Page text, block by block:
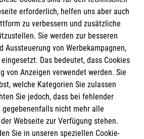
erforderlich, helfen uns aber auch
zu verbessern und zusätzliche
Sie werden zur besseren
Aussteuerung von Werbekampagnen,
Das bedeutet, dass Cookies
von Anzeigen verwendet werden. Sie
welche Kategorien Sie zulassen
Sie jedoch, dass bei fehlender
gegebenenfalls nicht mehr alle
Webseite zur Verfügung stehen.
Sie in unseren speziellen Cookie-